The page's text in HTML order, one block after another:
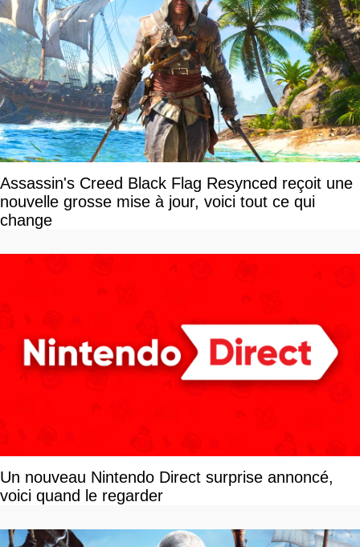
Assassin's Creed Black Flag Resynced reçoit une
nouvelle grosse mise à jour, voici tout ce qui
change
Un nouveau Nintendo Direct surprise annoncé,
voici quand le regarder